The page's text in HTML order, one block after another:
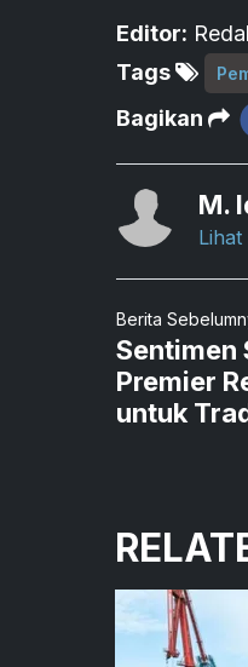
Editor:
Tags
Bagikan
M.
Berita
Sentimen
Premier
untuk